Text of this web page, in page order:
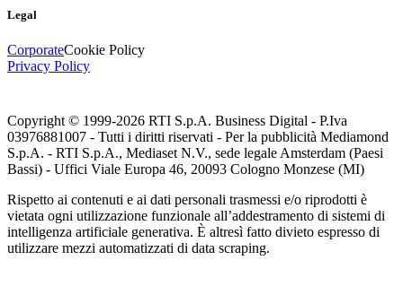
Legal
CorporateCookie Policy
Privacy Policy
Copyright © 1999-2026 RTI S.p.A. Business Digital - P.Iva
03976881007 - Tutti i diritti riservati - Per la pubblicità Mediamond
S.p.A. - RTI S.p.A., Mediaset N.V., sede legale Amsterdam (Paesi
Bassi) - Uffici Viale Europa 46, 20093 Cologno Monzese (MI)
Rispetto ai contenuti e ai dati personali trasmessi e/o riprodotti è
vietata ogni utilizzazione funzionale all’addestramento di sistemi di
intelligenza artificiale generativa. È altresì fatto divieto espresso di
utilizzare mezzi automatizzati di data scraping.